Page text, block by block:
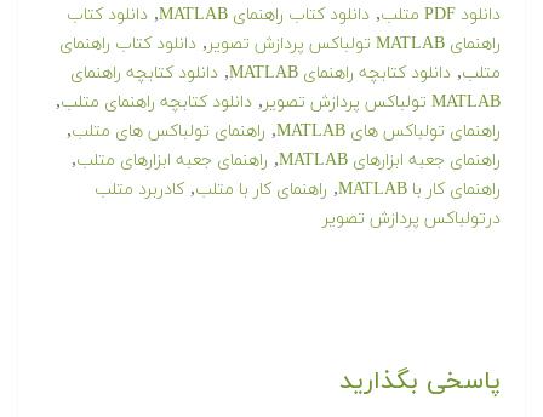
دانلود PDF متلب , دانلود کتاب راهنمای MATLAB , دانلود کتاب
راهنمای MATLAB تولباکس پردازش تصویر
, دانلود کتاب راهنمای
متلب, دانلود کتابچه راهنمای MATLAB , دانلود کتابچه راهنمای
MATLAB تولباکس پردازش تصویر
, دانلود کتابچه راهنمای متلب,
راهنمای تولباکس های MATLAB , راهنمای تولباکس های متلب,
راهنمای جعبه ابزارهای MATLAB , راهنمای جعبه ابزارهای متلب,
راهنمای کار با MATLAB , راهنمای کار با متلب,‫کادربرد متلب
درتولباکس پردازش تصویر
پاسخی بگذارید